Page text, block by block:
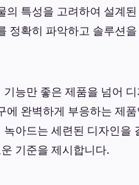
특성을 고려하여 설계
정확히 파악하고 솔루션
능만 좋은 제품을 넘어
에 완벽하게 부응하는 제
아드는 세련된 디자인을
기준을 제시합니다.